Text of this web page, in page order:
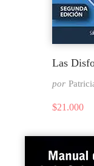
Las
por
$21.000